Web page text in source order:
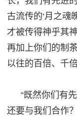
古流传的‘月之魂
才被传得神乎其
再加上你们的制
以往的百倍、千
“既然你们有
还要与我们合作